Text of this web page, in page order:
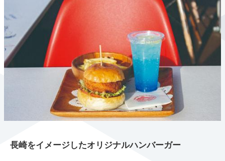
長崎をイメージしたオリジナルハンバーガー